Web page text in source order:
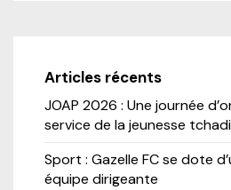
Articles récents
JOAP 2026 : Une journée
service de la jeunesse
Sport : Gazelle FC se dote
équipe dirigeante